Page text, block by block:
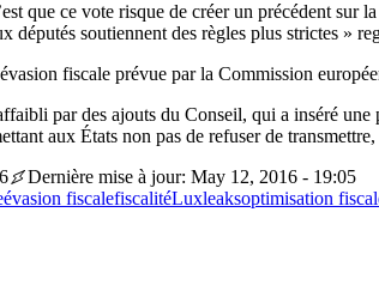
que ce vote risque de créer un précédent
députés soutiennent des règles plus strictes »
fiscale prévue par la Commission
par des ajouts du Conseil, qui a inséré
aux États non pas de refuser de
Dernière mise à jour: May 12, 2016 - 19:05
évasion fiscalefiscalitéLuxleaksoptimisation